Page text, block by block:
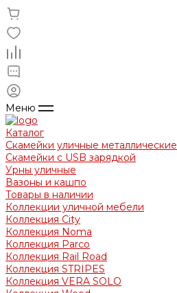
Меню
Каталог
Скамейки уличные металлические
Скамейки с USB зарядкой
Урны уличные
Вазоны и кашпо
Товары в наличии
Коллекции уличной мебели
Коллекция City
Коллекция Noma
Коллекция Parco
Коллекция Rail Road
Коллекция STRIPES
Коллекция VERA SOLO